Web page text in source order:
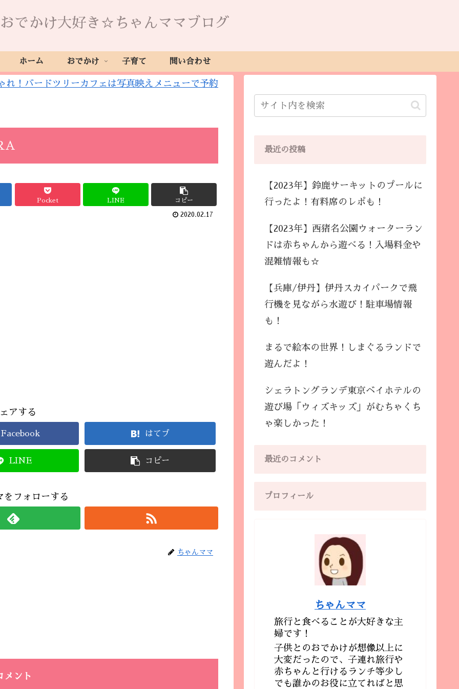
おでかけ大好き☆ちゃんママブログ
ホーム おでかけ 子育て 問い合わせ
れ！バードツリーカフェは写真映えメニューで予約
Pocket LINE コピー
2020.02.17
アする
Facebook はてブ
LINE コピー
をフォローする
ちゃんママ
メント
最近の投稿
【2023年】鈴鹿サーキットのプールに
行ったよ！有料席のレポも！
【2023年】西猪名公園ウォーターラン
ドは赤ちゃんから遊べる！入場料金や
混雑情報も☆
【兵庫/伊丹】伊丹スカイパークで飛
行機を見ながら水遊び！駐車場情報
も！
まるで絵本の世界！しまぐるランドで
遊んだよ！
シェラトングランデ東京ベイホテルの
遊び場「ウィズキッズ」がむちゃくち
ゃ楽しかった！
最近のコメント
プロフィール
ちゃんママ
旅行と食べることが大好きな主
婦です！
子供とのおでかけが想像以上に
大変だったので、子連れ旅行や
赤ちゃんと行けるランチ等少し
でも誰かのお役に立てればと思